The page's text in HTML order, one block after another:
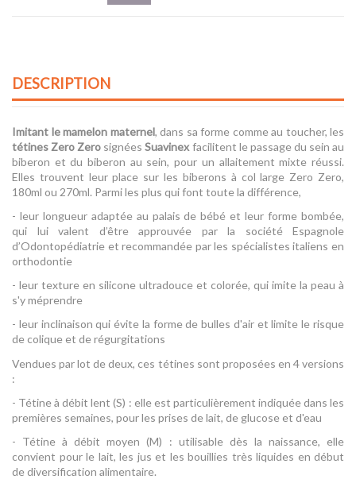
DESCRIPTION
Imitant le mamelon maternel, dans sa forme comme au toucher, les
tétines Zero Zero signéesSuavinexfacilitent le passage du sein au
biberon et du biberon au sein, pour un allaitement mixte réussi.
Elles trouvent leur place sur les biberons à col large Zero Zero,
180ml ou 270ml. Parmi les plus qui font toute la différence,
- leur longueur adaptée au palais de bébé et leur forme bombée,
qui lui valent d’être approuvée par la société Espagnole
d’Odontopédiatrie et recommandée par les spécialistes italiens en
orthodontie
- leur texture en silicone ultradouce et colorée, qui imite la peau à
s'y méprendre
- leur inclinaison qui évite la forme de bulles d'air et limite le risque
de colique et de régurgitations
Vendues par lot de deux, ces tétines sont proposées en 4 versions
:
- Tétine à débit lent (S) : elle est particulièrement indiquée dans les
premières semaines, pour les prises de lait, de glucose et d'eau
- Tétine à débit moyen (M) : utilisable dès la naissance, elle
convient pour le lait, les jus et les bouillies très liquides en début
de diversification alimentaire.